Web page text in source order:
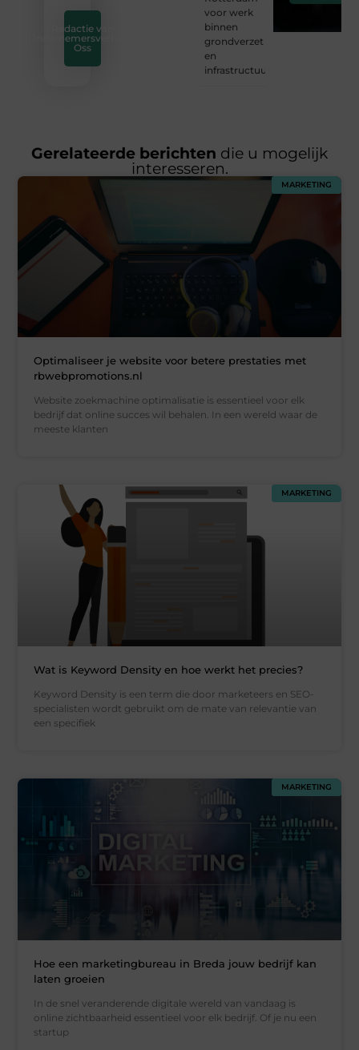
Redactie van
Ondernemersverbond
Oss
voor werk
binnen
grondverzet
en
infrastructuur
Gerelateerde berichten die u mogelijk
interesseren.
MARKETING
Optimaliseer je website voor betere prestaties met
rbwebpromotions.nl
Website zoekmachine optimalisatie is essentieel voor elk
bedrijf dat online succes wil behalen. In een wereld waar de
meeste klanten
MARKETING
Wat is Keyword Density en hoe werkt het precies?
Keyword Density is een term die door marketeers en SEO-
specialisten wordt gebruikt om de mate van relevantie van
een specifiek
MARKETING
Hoe een marketingbureau in Breda jouw bedrijf kan
laten groeien
In de snel veranderende digitale wereld van vandaag is
online zichtbaarheid essentieel voor elk bedrijf. Of je nu een
startup